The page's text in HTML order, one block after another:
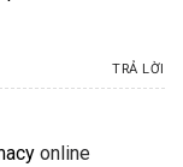
TRẢ LỜI
online